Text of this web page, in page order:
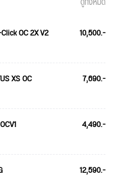
OC 2X V2 10,500.-
XS OC 7,690.-
4,490.-
12,590.-